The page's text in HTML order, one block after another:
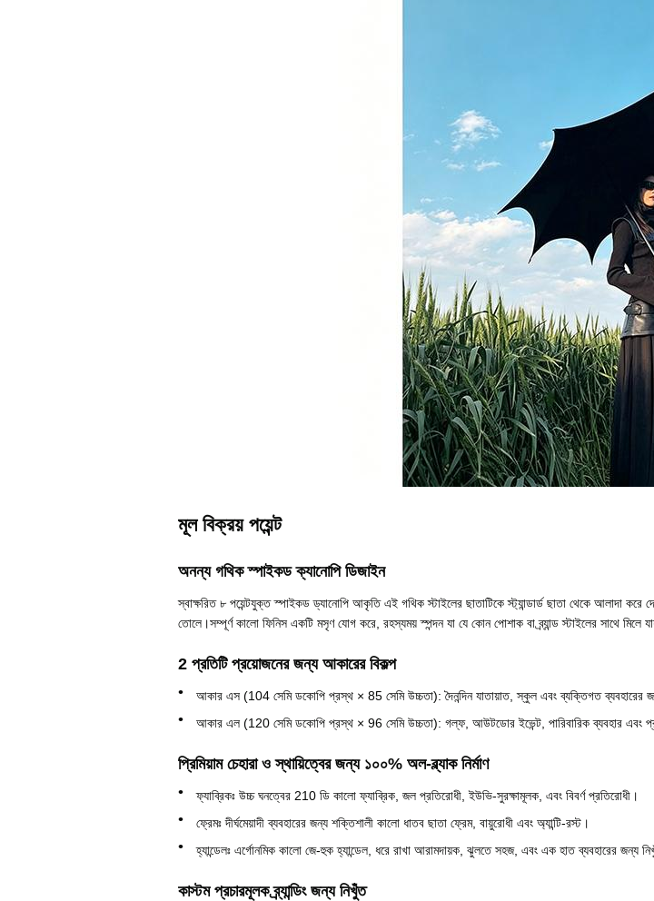
মূল বিক্রয় পয়েন্ট
অনন্য গথিক স্পাইকড ক্যানোপি ডিজাইন
স্বাক্ষরিত ৮ পয়েন্টযুক্ত স্পাইকড ড্যানোপি আকৃতি এই গথিক স্টাইলের ছাতাটিকে স্ট্যান্ডার্ড ছাতা থেকে আলাদা
তোলে।সম্পূর্ণ কালো ফিনিস একটি মসৃণ যোগ করে, রহস্যময় স্পন্দন যা যে কোন পোশাক বা ব্র্যান্ড স্টাইলের সাথে মিলে
2 প্রতিটি প্রয়োজনের জন্য আকারের বিকল্প
আকার এস (104 সেমি ডকোপি প্রস্থ × 85 সেমি উচ্চতা): দৈনন্দিন যাতায়াত, স্কুল এবং ব্যক্তিগত
আকার এল (120 সেমি ডকোপি প্রস্থ × 96 সেমি উচ্চতা): গল্ফ, আউটডোর ইভেন্ট, পারিবারিক ব্যবহার এবং
প্রিমিয়াম চেহারা ও স্থায়িত্বের জন্য ১০০% অল-ব্ল্যাক নির্মাণ
ফ্যাব্রিকঃ উচ্চ ঘনত্বের 210 ডি কালো ফ্যাব্রিক, জল প্রতিরোধী, ইউভি-সুরক্ষামূলক, এবং বিবর্ণ প্রতিরোধী।
ফ্রেমঃ দীর্ঘমেয়াদী ব্যবহারের জন্য শক্তিশালী কালো ধাতব ছাতা ফ্রেম, বায়ুরোধী এবং অ্যান্টি-রস্ট।
হ্যান্ডেলঃ এর্গোনমিক কালো জে-হুক হ্যান্ডেল, ধরে রাখা আরামদায়ক, ঝুলতে সহজ, এবং এক হাত ব্যবহারের জন্য
কাস্টম প্রচারমূলক ব্র্যান্ডিং জন্য নিখুঁত